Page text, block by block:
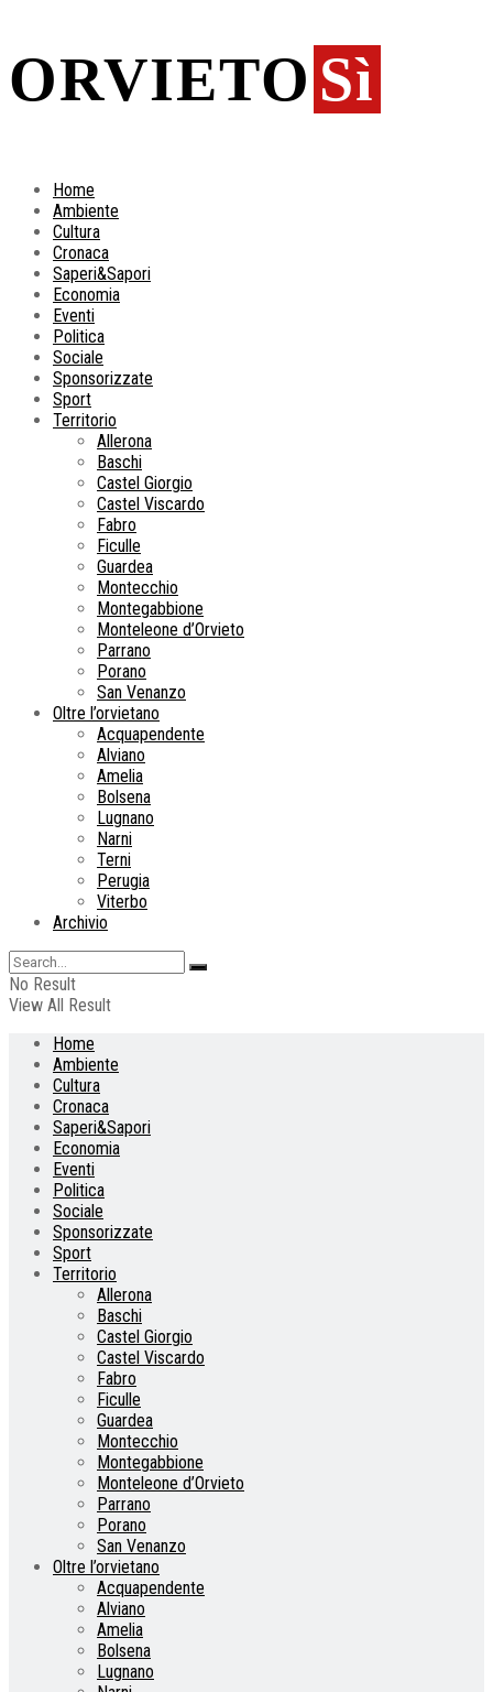
ORVIETO Sì
Home
Ambiente
Cultura
Cronaca
Saperi&Sapori
Economia
Eventi
Politica
Sociale
Sponsorizzate
Sport
Territorio
Allerona
Baschi
Castel Giorgio
Castel Viscardo
Fabro
Ficulle
Guardea
Montecchio
Montegabbione
Monteleone d’Orvieto
Parrano
Porano
San Venanzo
Oltre l’orvietano
Acquapendente
Alviano
Amelia
Bolsena
Lugnano
Narni
Terni
Perugia
Viterbo
Archivio
No Result
View All Result
Home
Ambiente
Cultura
Cronaca
Saperi&Sapori
Economia
Eventi
Politica
Sociale
Sponsorizzate
Sport
Territorio
Allerona
Baschi
Castel Giorgio
Castel Viscardo
Fabro
Ficulle
Guardea
Montecchio
Montegabbione
Monteleone d’Orvieto
Parrano
Porano
San Venanzo
Oltre l’orvietano
Acquapendente
Alviano
Amelia
Bolsena
Lugnano